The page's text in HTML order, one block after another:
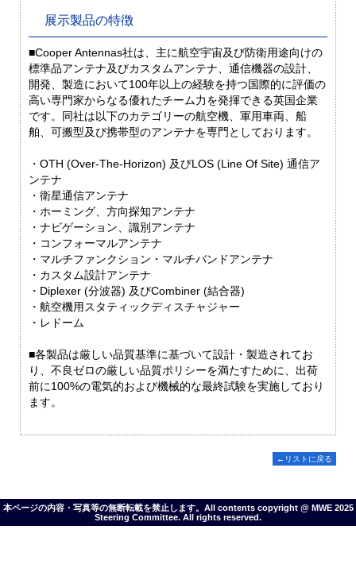
展示製品の特徴
■Cooper Antennas社は、主に航空宇宙及び防衛用途向けの
標準品アンテナ及びカスタムアンテナ、通信機器の設計、
開発、製造において100年以上の経験を持つ国際的に評価の
高い専門家からなる優れたチーム力を発揮できる英国企業
です。同社は以下のカテゴリーの航空機、軍用車両、船
舶、可搬型及び携帯型のアンテナを専門としております。
・OTH (Over-The-Horizon) 及びLOS (Line Of Site) 通信ア
ンテナ
・衛星通信アンテナ
・ホーミング、方向探知アンテナ
・ナビゲーション、識別アンテナ
・コンフォーマルアンテナ
・マルチファンクション・マルチバンドアンテナ
・カスタム設計アンテナ
・Diplexer (分波器) 及びCombiner (結合器)
・航空機用スタティックディスチャジャー
・レドーム
■各製品は厳しい品質基準に基づいて設計・製造されてお
り、不良ゼロの厳しい品質ポリシーを満たすために、出荷
前に100%の電気的および機械的な最終試験を実施しており
ます。
←リストに戻る
本ページの内容・写真等の無断転載を禁止します。All contents copyright @ MWE 2025
Steering Committee. All rights reserved.